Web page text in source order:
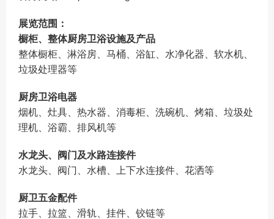
展览范围：
橱柜、整体厨房卫浴设施及产品
整体橱柜、淋浴房、马桶、浴缸、水净化器、软水机、
垃圾处理器等
厨房卫浴电器
烟机、灶具、热水器、消毒柜、洗碗机、烤箱、垃圾处
理机、浴霸、排风机等
水龙头、阀门及水路连接件
水龙头、阀门、水槽、上下水连接件、花洒等
厨卫五金配件
拉手、拉篮、滑轨、挂件、铰链等